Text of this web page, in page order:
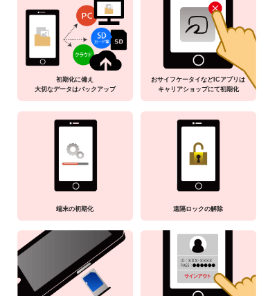
初期化に備え
大切なデータはバックアップ
おサイフケータイなどICアプリは
キャリアショップにて初期化
端末の初期化 遠隔ロックの解除